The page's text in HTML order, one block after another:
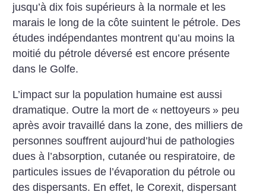
jusqu’à dix fois supérieurs à la normale et les
marais le long de la côte suintent le pétrole. Des
études indépendantes montrent qu’au moins la
moitié du pétrole déversé est encore présente
dans le Golfe.
L’impact sur la population humaine est aussi
dramatique. Outre la mort de « nettoyeurs » peu
après avoir travaillé dans la zone, des milliers de
personnes souffrent aujourd’hui de pathologies
dues à l’absorption, cutanée ou respiratoire, de
particules issues de l’évaporation du pétrole ou
des dispersants. En effet, le Corexit, dispersant